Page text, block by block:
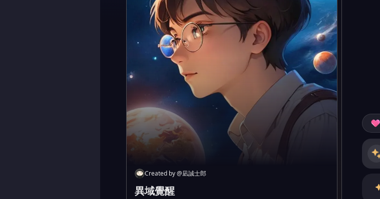
Created by@凪誠士郎
異域覺醒